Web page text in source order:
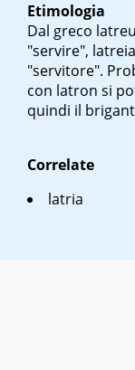
Etimologia
Dal greco
"servire", latreia
"servitore".
con latron si
quindi il
Correlate
latria